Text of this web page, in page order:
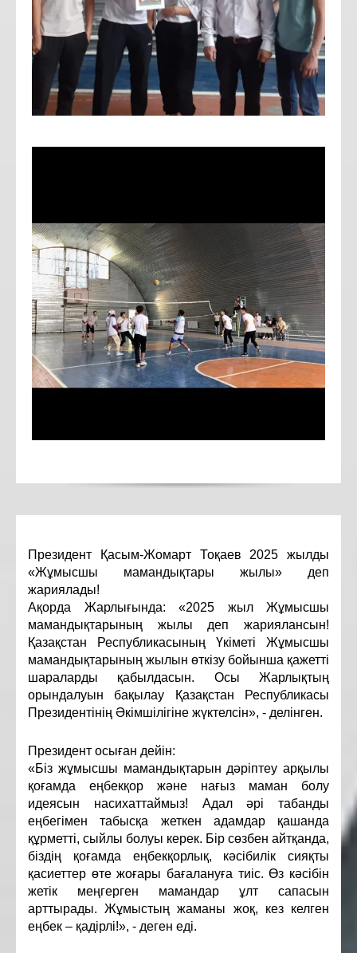
Президент Қасым-Жомарт Тоқаев 2025 жылды
«Жұмысшы мамандықтары жылы» деп
жариялады!
Ақорда Жарлығында: «2025 жыл Жұмысшы
мамандықтарының жылы деп жариялансын!
Қазақстан Республикасының Үкіметі Жұмысшы
мамандықтарының жылын өткізу бойынша қажетті
шараларды қабылдасын. Осы Жарлықтың
орындалуын бақылау Қазақстан Республикасы
Президентінің Әкімшілігіне жүктелсін», - делінген.
Президент осыған дейін:
«Біз жұмысшы мамандықтарын дәріптеу арқылы
қоғамда еңбекқор және нағыз маман болу
идеясын насихаттаймыз! Адал әрі табанды
еңбегімен табысқа жеткен адамдар қашанда
құрметті, сыйлы болуы керек. Бір сөзбен айтқанда,
біздің қоғамда еңбекқорлық, кәсібилік сияқты
қасиеттер өте жоғары бағалануға тиіс. Өз кәсібін
жетік меңгерген мамандар ұлт сапасын
арттырады. Жұмыстың жаманы жоқ, кез келген
еңбек – қадірлі!», - деген еді.